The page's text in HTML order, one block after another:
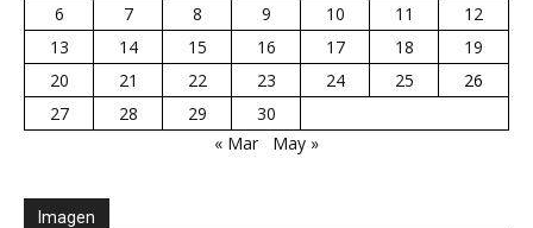
6
7 8 9 10 11
12
13
14 15 16 17 18
19
20
21 22 23 24 25
26
27
28 29
30
« Mar
May »
Imagen